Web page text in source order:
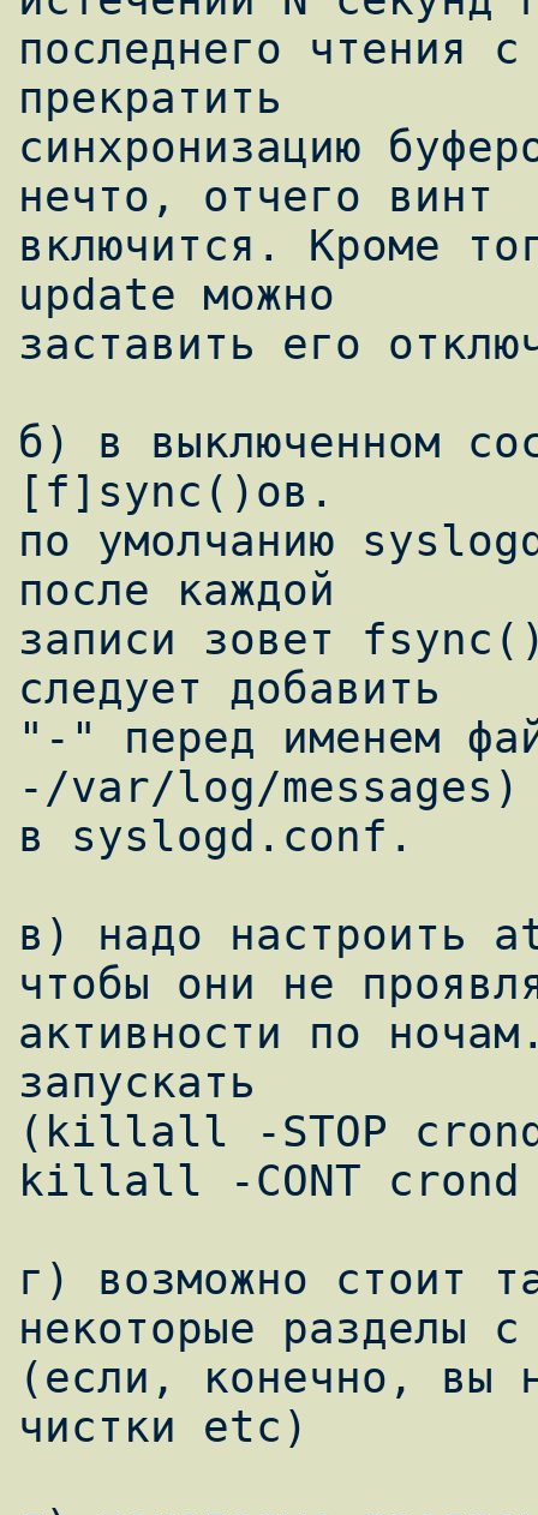
последнего чтения
прекратить
синхронизацию
нечто, отчего винт
включится. Кроме
update можно
заставить его
б) в выключенном
[f]sync()ов.
по умолчанию
после каждой
записи зовет
следует добавить
"-" перед именем
-/var/log/messages)
в syslogd.conf.
в) надо
чтобы они не
активности по
запускать
(killall -STOP
killall -CONT
г) возможно стоит
некоторые разделы
(если, конечно, вы
чистки etc)